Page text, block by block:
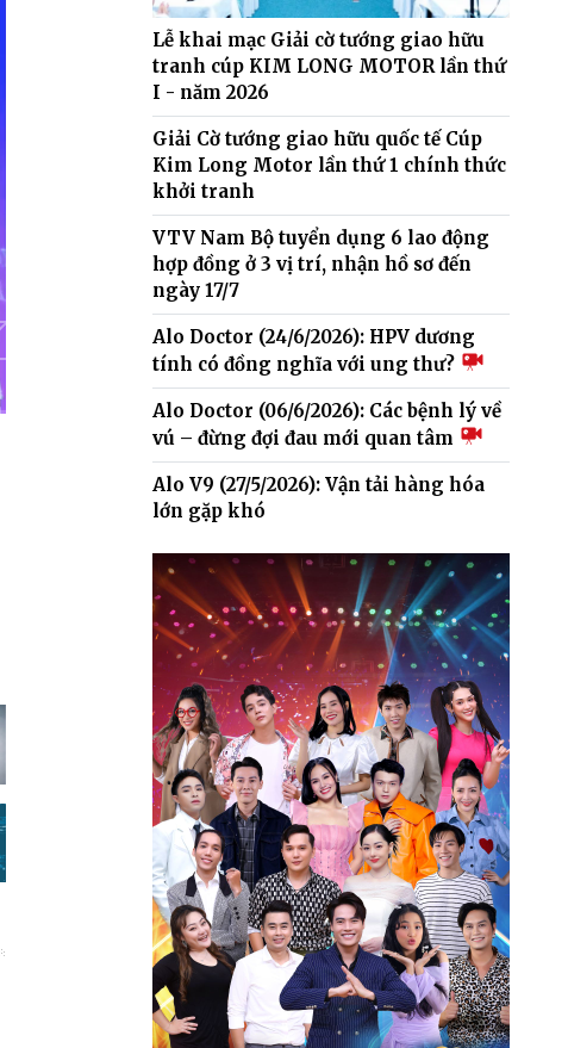
Lễ khai mạc Giải cờ tướng giao hữu
tranh cúp KIM LONG MOTOR lần thứ
I - năm 2026
Giải Cờ tướng giao hữu quốc tế Cúp
Kim Long Motor lần thứ 1 chính thức
khởi tranh
VTV Nam Bộ tuyển dụng 6 lao động
hợp đồng ở 3 vị trí, nhận hồ sơ đến
ngày 17/7
Alo Doctor (24/6/2026): HPV dương
tính có đồng nghĩa với ung thư?
Alo Doctor (06/6/2026): Các bệnh lý về
vú – đừng đợi đau mới quan tâm
Alo V9 (27/5/2026): Vận tải hàng hóa
lớn gặp khó